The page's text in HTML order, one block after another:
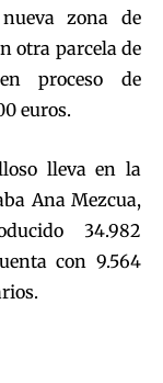
zona de
otra parcela de
proceso de
euros.
lleva en la
Ana Mezcua,
34.982
con 9.564